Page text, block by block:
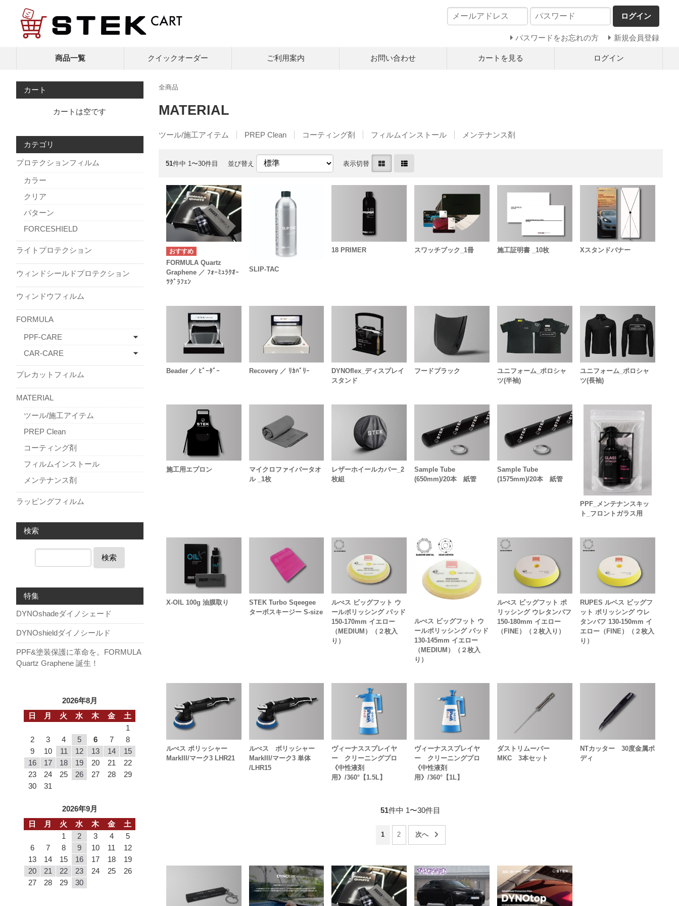
ログイン
パスワードをお忘れの方 新規会員登録
商品一覧 クイックオーダー ご利用案内 お問い合わせ カートを見る ログイン
全商品
MATERIAL
ツール/施工アイテム PREP Clean コーティング剤 フィルムインストール メンテナンス剤
51件中 1〜30件目 並び替え 表示切替
FORMULA Quartz
Graphene ／ ﾌｫｰﾐｭﾗｸｵｰ
ﾂｸﾞﾗﾌｪﾝ
SLIP-TAC
18 PRIMER スワッチブック_1冊 施工証明書 _10枚 Xスタンドバナー
Beader ／ ﾋﾞｰﾀﾞｰ Recovery ／ ﾘｶﾊﾞﾘｰ
DYNOflex_ディスプレイ
スタンド
フードブラック
ユニフォーム_ポロシャ
ツ(半袖)
ユニフォーム_ポロシャ
ツ(長袖)
施工用エプロン
マイクロファイバータオ
ル _1枚
レザーホイールカバー_2
枚組
Sample Tube
(650mm)/20本 紙管
Sample Tube
(1575mm)/20本 紙管
PPF_メンテナンスキッ
ト_フロントガラス用
X-OIL 100g 油膜取り
STEK Turbo Sqeegee
ターボスキージー S-size
ルぺス ビッグフット ウ
ールポリッシング パッド
150-170mm イエロー
（MEDIUM）（２枚入
り）
ルぺス ビッグフット ウ
ールポリッシング パッド
130-145mm イエロー
（MEDIUM）（２枚入
り）
ルぺス ビッグフット ポ
リッシング ウレタンバフ
150-180mm イエロー
（FINE）（２枚入り）
RUPES ルペス ビッグフ
ット ポリッシング ウレ
タンバフ 130-150mm イ
エロー（FINE）（２枚入
り）
ルぺス ポリッシャー
MarkIII/マーク3 LHR21
ルぺス ポリッシャー
MarkIII/マーク3 単体
/LHR15
ヴィーナススプレイヤ
ー クリーニングプロ
《中性液剤
用》/360°【1.5L】
ヴィーナススプレイヤ
ー クリーニングプロ
《中性液剤
用》/360°【1L】
ダストリムーバー
MKC 3本セット
NTカッター 30度金属ボ
ディ
51件中 1〜30件目
1 2
カート
カートは空です
カテゴリ
プロテクションフィルム
カラー
クリア
パターン
FORCESHIELD
ライトプロテクション
ウィンドシールドプロテクション
ウィンドウフィルム
FORMULA
PPF-CARE
CAR-CARE
プレカットフィルム
MATERIAL
ツール/施工アイテム
PREP Clean
コーティング剤
フィルムインストール
メンテナンス剤
ラッピングフィルム
検索
検索
特集
DYNOshadeダイノシェード
DYNOshieldダイノシールド
PPF&塗装保護に革命を。FORMULA
Quartz Graphene 誕生！
2026年8月
日
月 火 水 木 金
土
1
2
3 4 5 6 7
8
9
10 11 12 13 14
15
16
17 18 19 20 21
22
23
24 25 26 27 28
29
30
31
2026年9月
日
月 火 水 木 金
土
1
2 3 4
5
6
7 8 9 10 11
12
13
14 15 16 17 18
19
20
21 22 23 24 25
26
27
28 29 30